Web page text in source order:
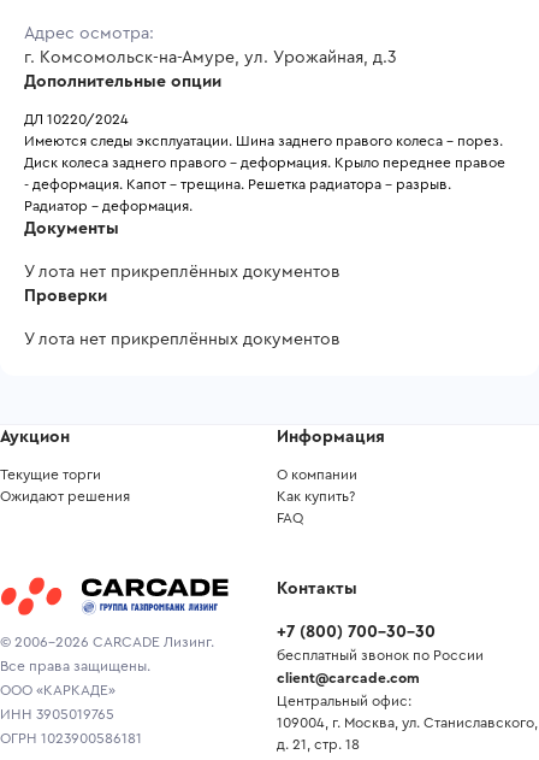
Адрес осмотра:
г. Комсомольск-на-Амуре, ул. Урожайная, д.3
Дополнительные опции
ДЛ 10220/2024
Имеются следы эксплуатации. Шина заднего правого колеса - порез.
Диск колеса заднего правого - деформация. Крыло переднее правое
- деформация. Капот - трещина. Решетка радиатора - разрыв.
Радиатор - деформация.
Документы
У лота нет прикреплённых документов
Проверки
У лота нет прикреплённых документов
© 2006-2026 CARCADE Лизинг.
Все права защищены.
ООО «КАРКАДЕ»
ИНН 3905019765
ОГРН 1023900586181
Аукцион
Текущие торги
Ожидают решения
Информация
О компании
Как купить?
FAQ
Контакты
+7 (800) 700-30-30
бесплатный звонок по России
client@carcade.com
Центральный офис:
109004, г. Москва, ул. Станиславского,
д. 21, стр. 18